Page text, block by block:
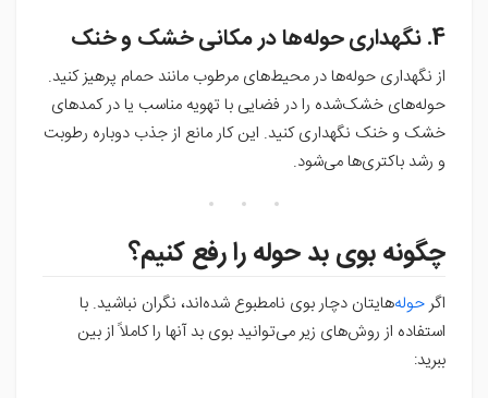
4. نگهداری حوله‌ها در مکانی خشک و خنک
از نگهداری حوله‌ها در محیط‌های مرطوب مانند حمام پرهیز کنید.
حوله‌های خشک‌شده را در فضایی با تهویه مناسب یا در کمدهای
خشک و خنک نگهداری کنید. این کار مانع از جذب دوباره رطوبت
و رشد باکتری‌ها می‌شود.
چگونه بوی بد حوله را رفع کنیم؟
اگر حوله‌هایتان دچار بوی نامطبوع شده‌اند، نگران نباشید. با
استفاده از روش‌های زیر می‌توانید بوی بد آنها را کاملاً از بین
ببرید: